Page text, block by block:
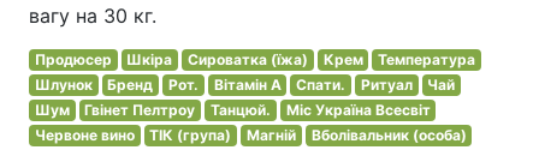
вагу на 30 кг.
Продюсер Шкіра Сироватка (їжа) Крем
Температура
Шлунок
Бренд Рот. Вітамін А Спати. Ритуал
Чай
Шум
Гвінет Пелтроу Танцюй.
Міс Україна Всесвіт
Червоне вино
ТІК (група) Магній Вболівальник (особа)